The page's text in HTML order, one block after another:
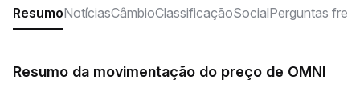
ResumoNotíciasCâmbioClassificaçãoSocialPerguntas
Resumo da movimentação do preço de OMNI